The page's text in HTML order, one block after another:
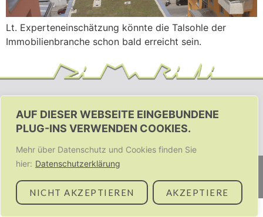
AUF DIESER WEBSEITE EINGEBUNDENE
PLUG-INS VERWENDEN COOKIES.
Mehr über Datenschutz und Cookies finden Sie
hier: Datenschutzerklärung
NICHT AKZEPTIEREN AKZEPTIERE
Lt. Experteneinschätzung könnte die Talsohle der
Immobilienbranche schon bald erreicht sein.
IMPRESSUM UND DATENSCHUTZ